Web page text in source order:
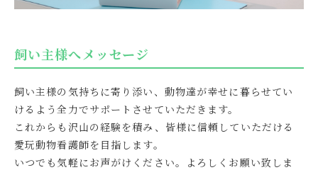
飼い主様へメッセージ
飼い主様の気持ちに寄り添い、動物達が幸せに暮らせてい
けるよう全力でサポートさせていただきます。
これからも沢山の経験を積み、皆様に信頼していただける
愛玩動物看護師を目指します。
いつでも気軽にお声がけください。よろしくお願い致しま